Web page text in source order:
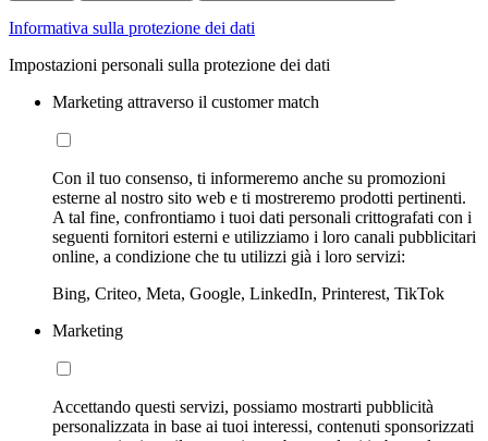
Informativa sulla protezione dei dati
Impostazioni personali sulla protezione dei dati
Marketing attraverso il customer match
Con il tuo consenso, ti informeremo anche su promozioni
esterne al nostro sito web e ti mostreremo prodotti pertinenti.
A tal fine, confrontiamo i tuoi dati personali crittografati con i
seguenti fornitori esterni e utilizziamo i loro canali pubblicitari
online, a condizione che tu utilizzi già i loro servizi:
Bing, Criteo, Meta, Google, LinkedIn, Printerest, TikTok
Marketing
Accettando questi servizi, possiamo mostrarti pubblicità
personalizzata in base ai tuoi interessi, contenuti sponsorizzati